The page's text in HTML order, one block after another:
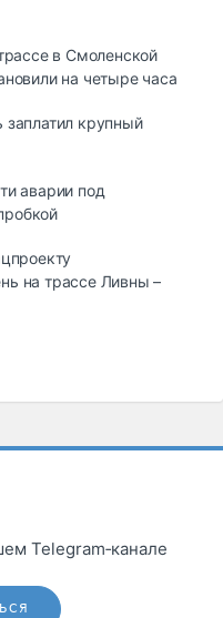
в Смоленской
на четыре часа
заплатил крупный
аварии под
на трассе Ливны –
Telegram‑канале